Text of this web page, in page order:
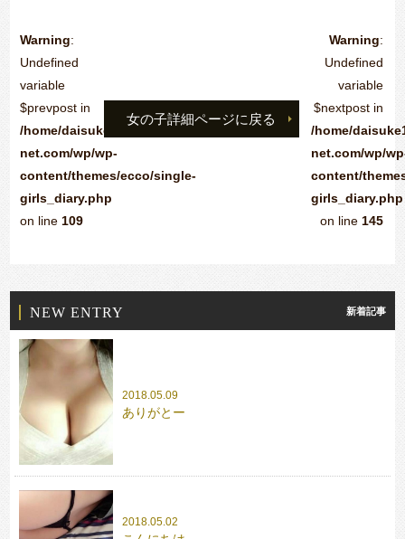
Warning:
Undefined
variable
$prevpost in
/home/daisuke1102/public_html/bodycare-
net.com/wp/wp-
content/themes/ecco/single-
girls_diary.php
on line 109
女の子詳細ページに戻る
Warning:
Undefined
variable
$nextpost in
/home/
net.com/wp/
content/
girls_diary.php
on line 145
NEW ENTRY 新着記事
2018.05.09
ありがとー
2018.05.02